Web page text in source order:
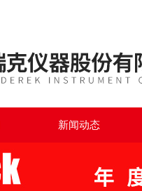
新闻动态